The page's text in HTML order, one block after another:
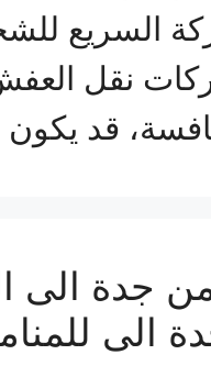
السريع
نقل
قد
الى